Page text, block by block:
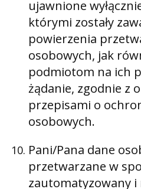
ujawnione
którymi zostały
powierzenia
osobowych, jak
podmiotom na ich
żądanie, zgodnie z
przepisami o
osobowych.
Pani/Pana dane
przetwarzane w
zautomatyzowany i